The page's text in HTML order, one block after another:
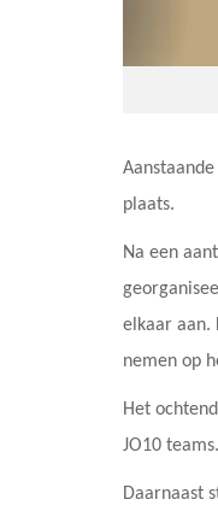
plaats.
Na een
elkaar aan.
nemen op
Het
JO10
Daarnaast